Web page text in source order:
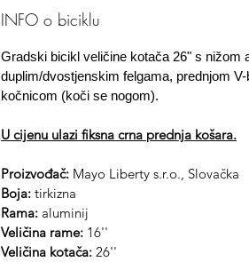
INFO o biciklu
Gradski bicikl veličine kotača 26" s nižom
duplim/dvostjenskim felgama, prednjom
kočnicom (koči se nogom).
U cijenu ulazi fiksna crna prednja košara.
Proizvođač: Mayo Liberty s.r.o., Slovačka
Boja: tirkizna
Rama: aluminij
Veličina rame: 16''
Veličina kotača: 26''